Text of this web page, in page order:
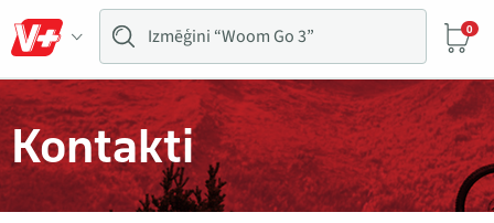
0
Kontakti